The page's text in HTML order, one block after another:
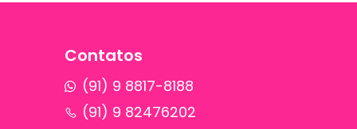
Contatos
(91) 9 8817-8188
(91) 9 82476202